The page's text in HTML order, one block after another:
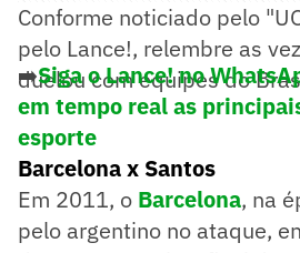
Conforme noticiado pelo
pelo Lance!, relembre as
duelou com equipes do
➡️Siga o Lance! no
em tempo real as
esporte
Barcelona x Santos
Em 2011, o Barcelona, na
pelo argentino no ataque,